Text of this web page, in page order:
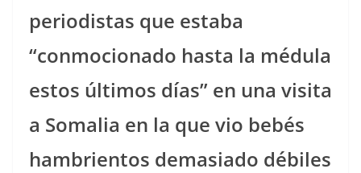
periodistas que estaba
“conmocionado hasta la médula
estos últimos días” en una visita
a Somalia en la que vio bebés
hambrientos demasiado débiles